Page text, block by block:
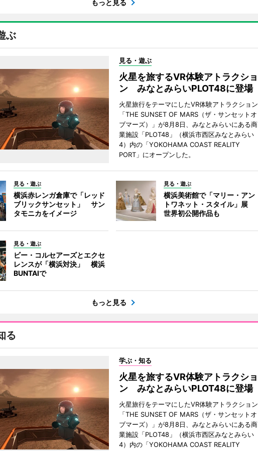
もっと見る
ぶ
見る・遊ぶ
火星を旅するVR体験アトラクショ
ン みなとみらいPLOT48に登場
火星旅行をテーマにしたVR体験アトラクション
「THE SUNSET OF MARS（ザ・サンセットオ
ブマーズ）」が8月8日、みなとみらいにある商
業施設「PLOT48」（横浜市西区みなとみらい
4）内の「YOKOHAMA COAST REALITY
PORT」にオープンした。
見る・遊ぶ
横浜赤レンガ倉庫で「レッド
ブリックサンセット」 サン
タモニカをイメージ
見る・遊ぶ
横浜美術館で「マリー・アン
トワネット・スタイル」展
世界初公開作品も
見る・遊ぶ
ビー・コルセアーズとエクセ
レンスが「横浜対決」 横浜
BUNTAIで
もっと見る
る
学ぶ・知る
火星を旅するVR体験アトラクショ
ン みなとみらいPLOT48に登場
火星旅行をテーマにしたVR体験アトラクション
「THE SUNSET OF MARS（ザ・サンセットオ
ブマーズ）」が8月8日、みなとみらいにある商
業施設「PLOT48」（横浜市西区みなとみらい
4）内の「YOKOHAMA COAST REALITY